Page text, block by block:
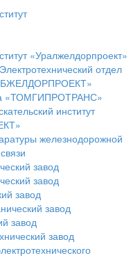
«Уралжелдорпроект»
отдел
«ТОМГИПРОТРАНС»
институт
железнодорожной
завод
завод
завод
завод
завод
завод